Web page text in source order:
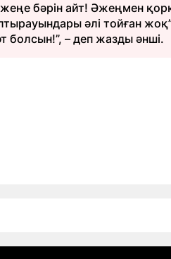
бәрін айт! Әжеңмен
әлі тойған
болсын!”, – деп жазды әнші.